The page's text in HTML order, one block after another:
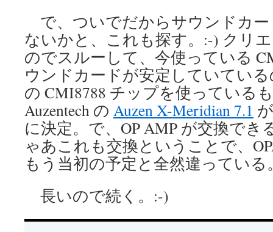
で、ついでだからサウンドカ
ないかと、これも探す。:-) クリ
のでスルーして、今使っている
ウンドカードが安定していてい
の CMI8788 チップを使っている
Auzentech の Auzen X-Meridian 7.1
に決定。で、OP AMP が交換で
ゃあこれも交換ということで、
もう当初の予定と全然違っている
長いので続く。:-)